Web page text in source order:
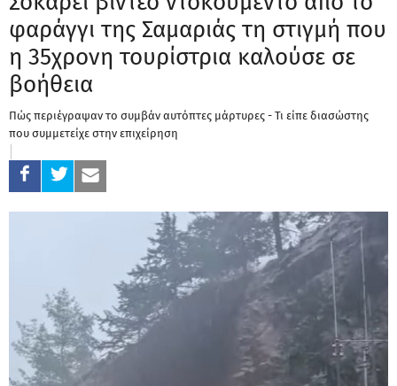
φαράγγι της Σαμαριάς τη στιγμή που
η 35χρονη τουρίστρια καλούσε σε
βοήθεια
Πώς περιέγραψαν το συμβάν αυτόπτες μάρτυρες - Τι είπε διασώστης
που συμμετείχε στην επιχείρηση